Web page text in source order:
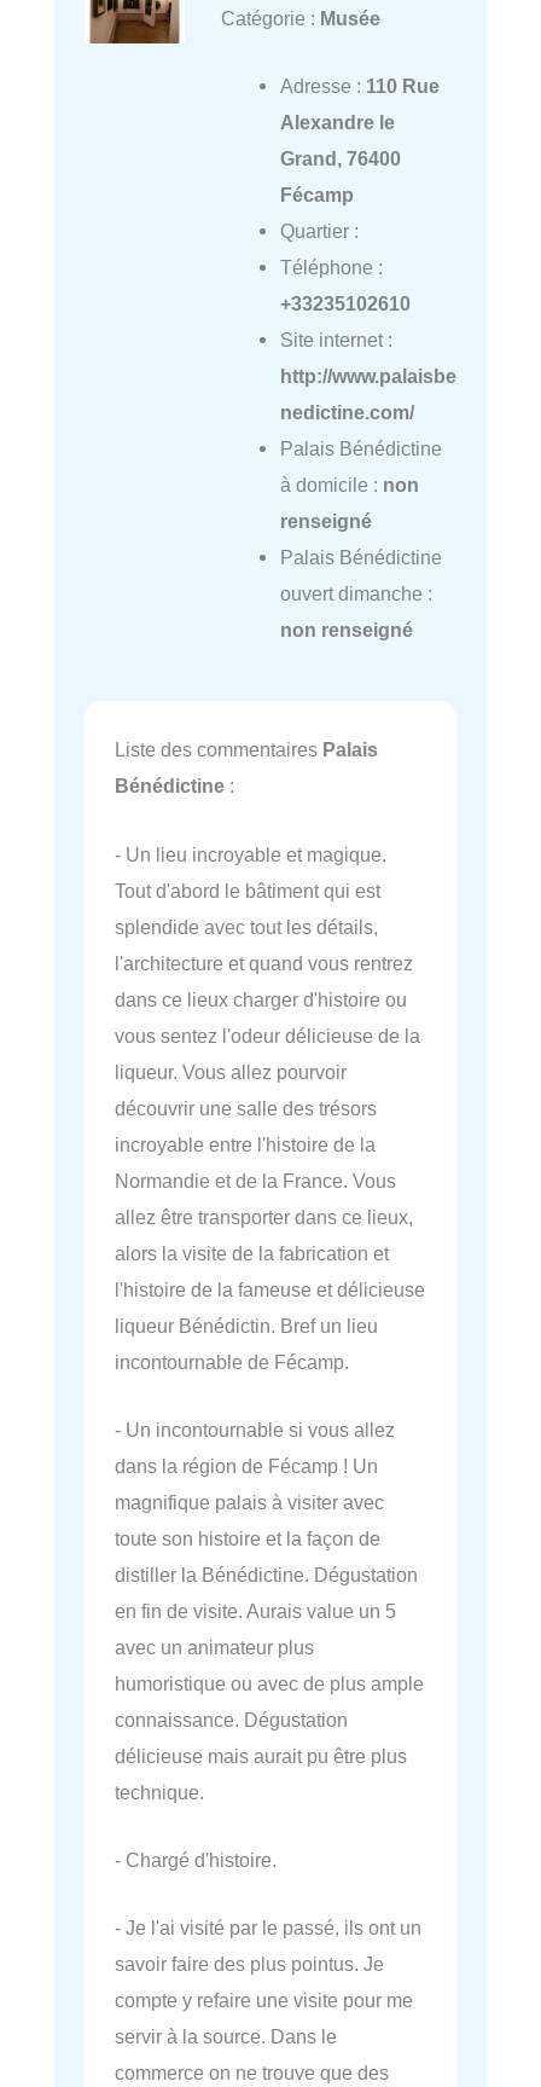
Catégorie : Musée
Adresse : 110 Rue
Alexandre le
Grand, 76400
Fécamp
Quartier :
Téléphone :
+33235102610
Site internet :
http://www.palaisbe
nedictine.com/
Palais Bénédictine
à domicile : non
renseigné
Palais Bénédictine
ouvert dimanche :
non renseigné
Liste des commentaires Palais
Bénédictine :
- Un lieu incroyable et magique.
Tout d'abord le bâtiment qui est
splendide avec tout les détails,
l'architecture et quand vous rentrez
dans ce lieux charger d'histoire ou
vous sentez l'odeur délicieuse de la
liqueur. Vous allez pourvoir
découvrir une salle des trésors
incroyable entre l'histoire de la
Normandie et de la France. Vous
allez être transporter dans ce lieux,
alors la visite de la fabrication et
l'histoire de la fameuse et délicieuse
liqueur Bénédictin. Bref un lieu
incontournable de Fécamp.
- Un incontournable si vous allez
dans la région de Fécamp ! Un
magnifique palais à visiter avec
toute son histoire et la façon de
distiller la Bénédictine. Dégustation
en fin de visite. Aurais value un 5
avec un animateur plus
humoristique ou avec de plus ample
connaissance. Dégustation
délicieuse mais aurait pu être plus
technique.
- Chargé d'histoire.
- Je l'ai visité par le passé, ils ont un
savoir faire des plus pointus. Je
compte y refaire une visite pour me
servir à la source. Dans le
commerce on ne trouve que des